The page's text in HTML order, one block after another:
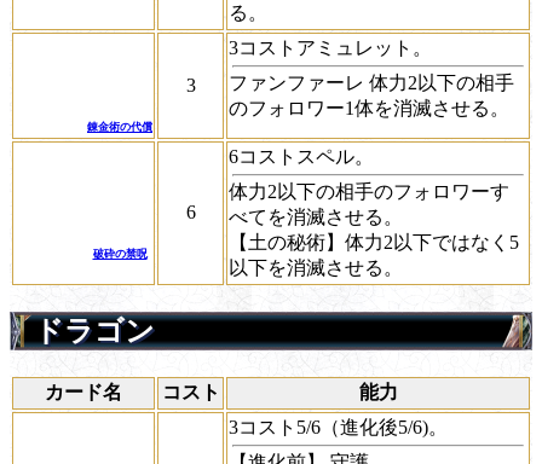
る。
錬金術の代償
3
3コストアミュレット。
ファンファーレ 体力2以下の相手
のフォロワー1体を消滅させる。
破砕の禁呪
6
6コストスペル。
体力2以下の相手のフォロワーす
べてを消滅させる。
【土の秘術】体力2以下ではなく5
以下を消滅させる。
ドラゴン
カード名 コスト 能力
3コスト5/6（進化後5/6)。